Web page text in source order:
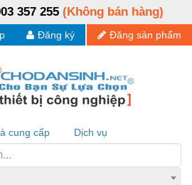
357 255 (Không bán hàng)
Đăng sản phẩm
Đăng ký
cung cấp Dịch vụ